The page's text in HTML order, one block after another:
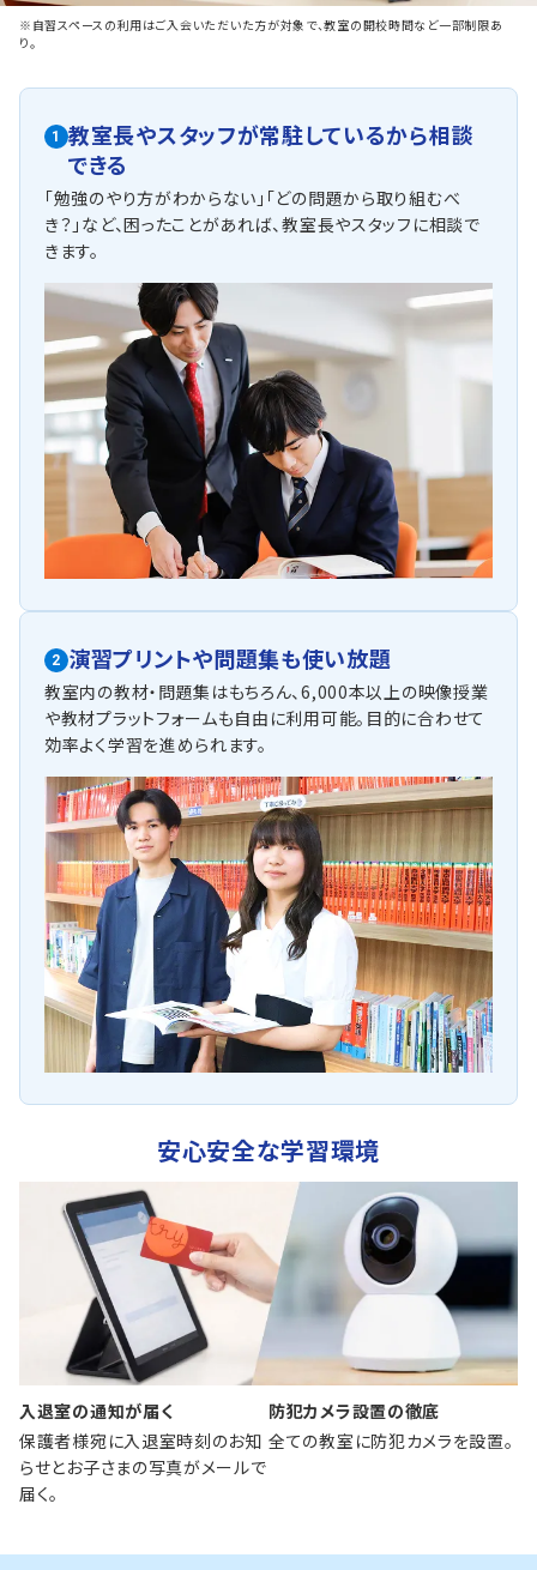
※自習スペースの利用はご入会いただいた方が対象で、教室の開校時間など一部制限あ
り。
1
教室長やスタッフが常駐しているから相談
できる
「勉強のやり方がわからない」「どの問題から取り組むべ
き？」など、困ったことがあれば、教室長やスタッフに相談で
きます。
2 演習プリントや問題集も使い放題
教室内の教材・問題集はもちろん、6,000本以上の映像授業
や教材プラットフォームも自由に利用可能。目的に合わせて
効率よく学習を進められます。
安心安全な学習環境
入退室の通知が届く
保護者様宛に入退室時刻のお知
らせとお子さまの写真がメールで
届く。
防犯カメラ設置の徹底
全ての教室に防犯カメラを設置。